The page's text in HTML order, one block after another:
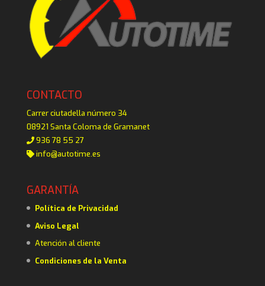
CONTACTO
Carrer ciutadella número 34
08921 Santa Coloma de Gramanet
936 78 55 27
info@autotime.es
GARANTÍA
Política de Privacidad
Aviso Legal
Atención al cliente
Condiciones de la Venta